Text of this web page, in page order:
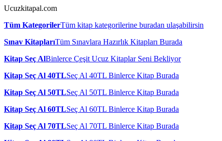
Ucuzkitapal.com
Tüm KategorilerTüm kitap kategorilerine buradan ulaşabilirsin
Sınav KitaplarıTüm Sınavlara Hazırlık Kitapları Burada
Kitap Seç AlBinlerce Çeşit Ucuz Kitaplar Seni Bekliyor
Kitap Seç Al 40TLSeç Al 40TL Binlerce Kitap Burada
Kitap Seç Al 50TLSeç Al 50TL Binlerce Kitap Burada
Kitap Seç Al 60TLSeç Al 60TL Binlerce Kitap Burada
Kitap Seç Al 70TLSeç Al 70TL Binlerce Kitap Burada